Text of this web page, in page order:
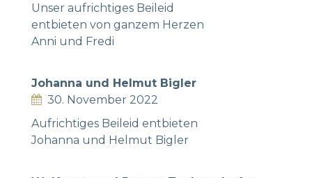
Unser aufrichtiges Beileid
entbieten von ganzem Herzen
Anni und Fredi
Johanna und Helmut Bigler
30. November 2022
Aufrichtiges Beileid entbieten
Johanna und Helmut Bigler